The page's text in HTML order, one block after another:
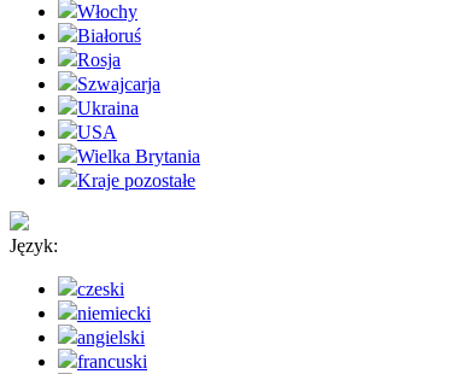
Włochy
Białoruś
Rosja
Szwajcarja
Ukraina
USA
Wielka Brytania
Kraje pozostałe
Język:
czeski
niemiecki
angielski
francuski